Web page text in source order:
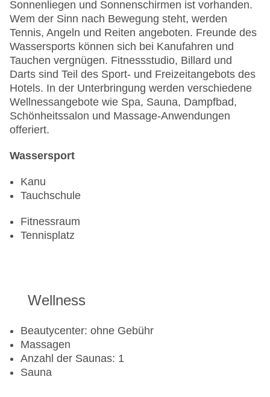
Sonnenliegen und Sonnenschirmen ist vorhanden.
Wem der Sinn nach Bewegung steht, werden
Tennis, Angeln und Reiten angeboten. Freunde des
Wassersports können sich bei Kanufahren und
Tauchen vergnügen. Fitnessstudio, Billard und
Darts sind Teil des Sport- und Freizeitangebots des
Hotels. In der Unterbringung werden verschiedene
Wellnessangebote wie Spa, Sauna, Dampfbad,
Schönheitssalon und Massage-Anwendungen
offeriert.
Wassersport
Kanu
Tauchschule
Fitnessraum
Tennisplatz
Wellness
Beautycenter: ohne Gebühr
Massagen
Anzahl der Saunas: 1
Sauna